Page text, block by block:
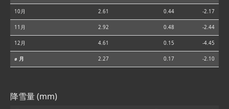
10月 2.61 0.44 -2.17
11月 2.92 0.48 -2.44
12月 4.61 0.15 -4.45
⌀ 月 2.27 0.17 -2.10
降雪量 (mm)